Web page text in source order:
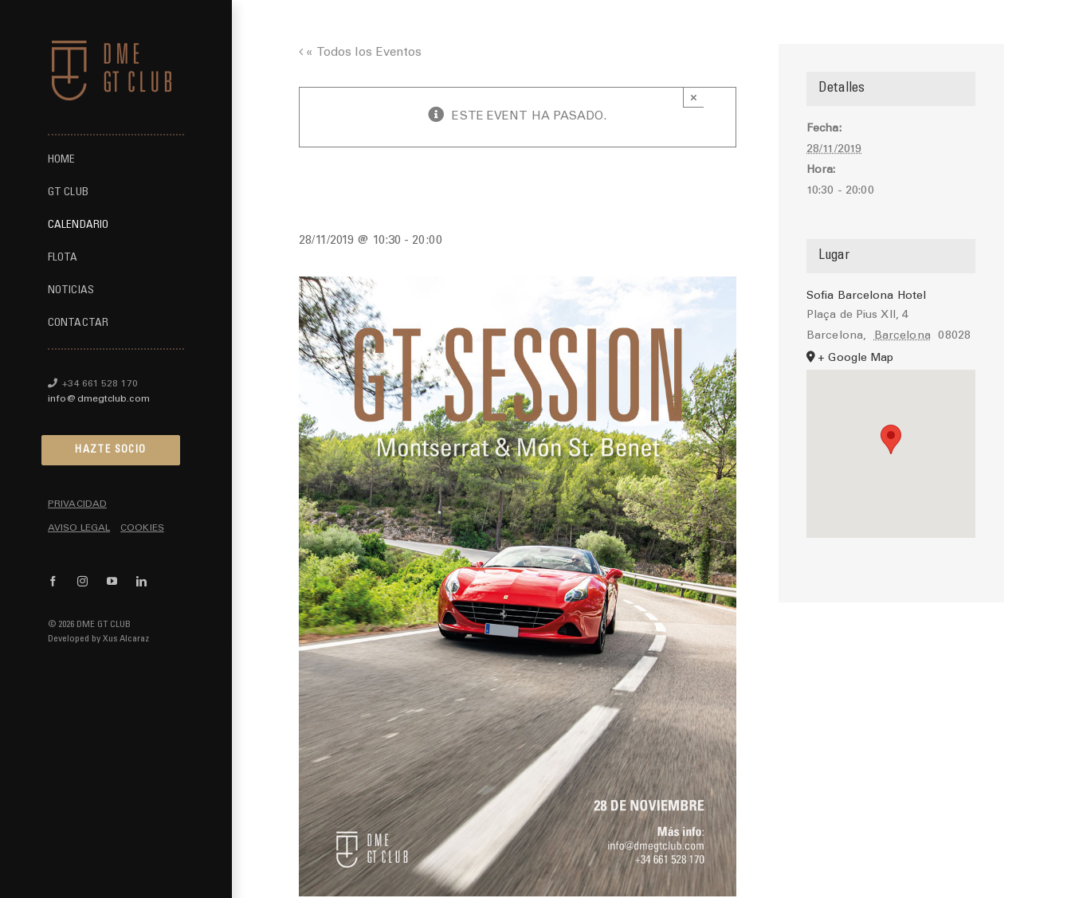
contenido
HOME
GT CLUB
CALENDARIO
FLOTA
NOTICIAS
CONTACTAR
+34 661 528 170
info@dmegtclub.com
HAZTE SOCIO
PRIVACIDAD
AVISO LEGAL COOKIES
FacebookInstagramYouTubeLinkedIn
© 2026 DME GT CLUB
Developed by Xus Alcaraz
« Todos los Eventos
ESTE EVENT HA PASADO.
×
28/11/2019 @ 10:30 - 20:00
Detalles
Fecha:
28/11/2019
Hora:
10:30 - 20:00
Lugar
Sofia Barcelona Hotel
Plaça de Pius XII, 4
Barcelona, Barcelona
08028
+ Google Map